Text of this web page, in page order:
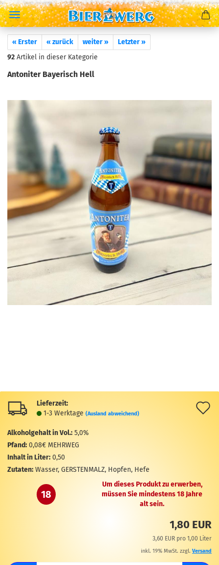
« Erster « zurück weiter »
Letzter »
92 Artikel in dieser Kategorie
Antoniter Bayerisch Hell
Lieferzeit:
1-3 Werktage (Ausland abweichend)
Alkoholgehalt in Vol.: 5,0%
Pfand: 0,08€ MEHRWEG
Inhalt in Liter: 0,50
Zutaten: Wasser, GERSTENMALZ, Hopfen, Hefe
18
Um dieses Produkt zu erwerben,
müssen Sie mindestens 18 Jahre
alt sein.
1,80 EUR
3,60 EUR pro 1,00 Liter
inkl. 19% MwSt. zzgl. Versand